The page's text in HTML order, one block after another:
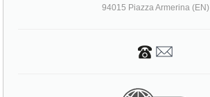
94015 Piazza Armerina (EN)